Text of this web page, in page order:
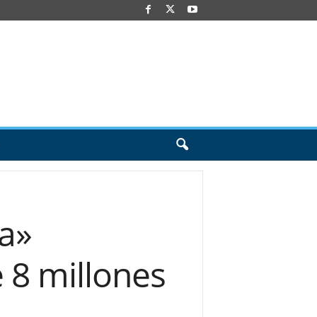
millones